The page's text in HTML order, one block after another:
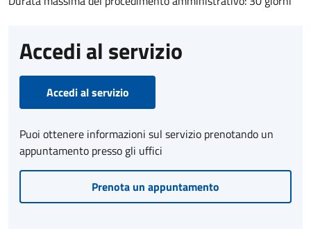
Accedi al servizio
Accedi al servizio
Puoi ottenere informazioni sul servizio prenotando un
appuntamento presso gli uffici
Prenota un appuntamento